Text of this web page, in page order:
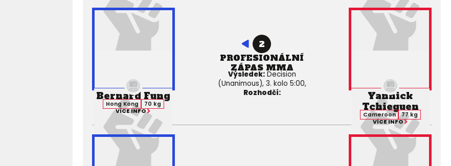
Bernard Fung
Hong Kong
70 kg
VÍCE INFO
2
PROFESIONÁLNÍ
ZÁPAS MMA
Výsledek:Decision
(Unanimous), 3. kolo 5:00,
Rozhodčí:
Yannick
Tchieguen
Cameroon
77 kg
VÍCE INFO